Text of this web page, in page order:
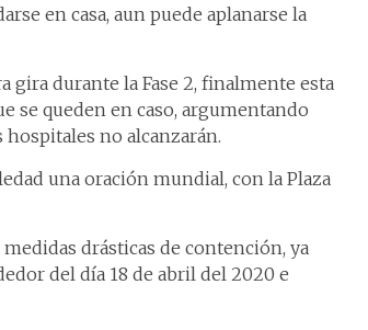
en casa, aun puede aplanarse la
gira durante la Fase 2, finalmente esta
se queden en caso, argumentando
hospitales no alcanzarán.
una oración mundial, con la Plaza
medidas drásticas de contención, ya
del día 18 de abril del 2020 e